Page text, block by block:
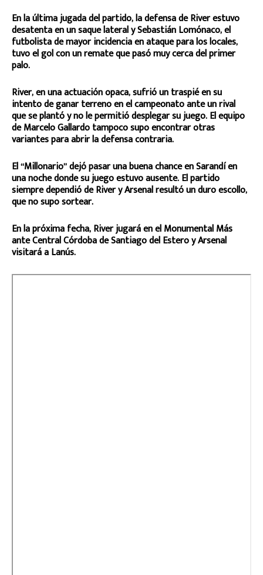
En la última jugada del partido, la defensa de River estuvo
desatenta en un saque lateral y Sebastián Lomónaco, el
futbolista de mayor incidencia en ataque para los locales,
tuvo el gol con un remate que pasó muy cerca del primer
palo.
River, en una actuación opaca, sufrió un traspié en su
intento de ganar terreno en el campeonato ante un rival
que se plantó y no le permitió desplegar su juego. El equipo
de Marcelo Gallardo tampoco supo encontrar otras
variantes para abrir la defensa contraria.
El “Millonario” dejó pasar una buena chance en Sarandí en
una noche donde su juego estuvo ausente. El partido
siempre dependió de River y Arsenal resultó un duro escollo,
que no supo sortear.
En la próxima fecha, River jugará en el Monumental Más
ante Central Córdoba de Santiago del Estero y Arsenal
visitará a Lanús.